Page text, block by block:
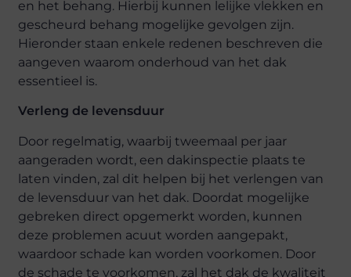
en het behang. Hierbij kunnen lelijke vlekken en
gescheurd behang mogelijke gevolgen zijn.
Hieronder staan enkele redenen beschreven die
aangeven waarom onderhoud van het dak
essentieel is.
Verleng de levensduur
Door regelmatig, waarbij tweemaal per jaar
aangeraden wordt, een dakinspectie plaats te
laten vinden, zal dit helpen bij het verlengen van
de levensduur van het dak. Doordat mogelijke
gebreken direct opgemerkt worden, kunnen
deze problemen acuut worden aangepakt,
waardoor schade kan worden voorkomen. Door
de schade te voorkomen, zal het dak de kwaliteit